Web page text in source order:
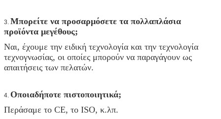
3. Μπορείτε να προσαρμόσετε τα πολλαπλάσια
προϊόντα μεγέθους;
Ναι, έχουμε την ειδική τεχνολογία και την τεχνολογία
τεχνογνωσίας, οι οποίες μπορούν να παραγάγουν ως
απαιτήσεις των πελατών.
4. Οποιαδήποτε πιστοποιητικά;
Περάσαμε το CE, το ISO, κ.λπ.